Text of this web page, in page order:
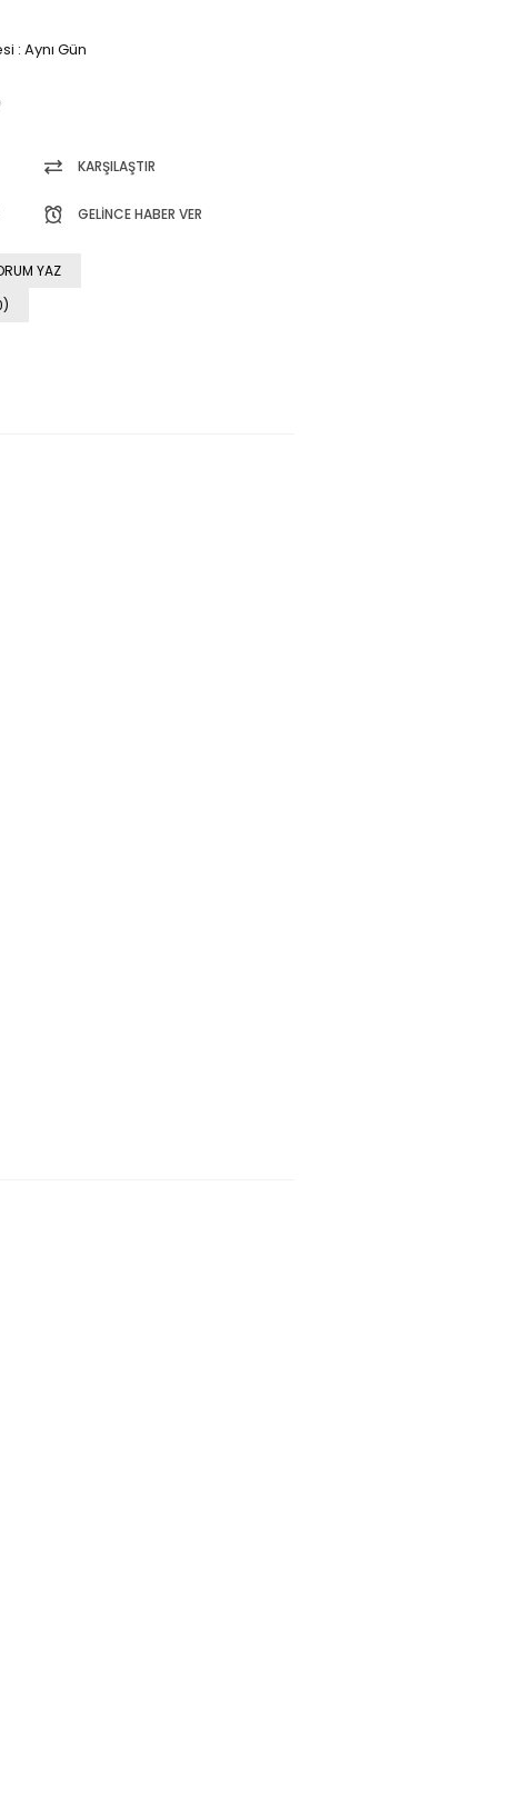
: Aynı Gün
KARŞILAŞTIR
GELINCE HABER VER
YAZ